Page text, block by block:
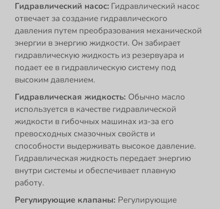
Гидравлический насос: Гидравлический насос
отвечает за создание гидравлического
давления путем преобразования механической
энергии в энергию жидкости. Он забирает
гидравлическую жидкость из резервуара и
подает ее в гидравлическую систему под
высоким давлением.
Гидравлическая жидкость: Обычно масло
используется в качестве гидравлической
жидкости в гибочных машинах из-за его
превосходных смазочных свойств и
способности выдерживать высокое давление.
Гидравлическая жидкость передает энергию
внутри системы и обеспечивает плавную
работу.
Регулирующие клапаны: Регулирующие